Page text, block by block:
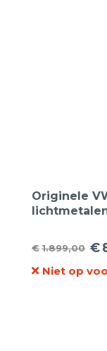
Originele
17 Eagle
€1.899,00
prijs
€
Huidige
prijs
Niet op